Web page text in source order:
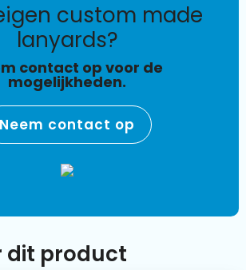
lanyards?
contact op voor de
mogelijkheden.
Neem contact op
dit product